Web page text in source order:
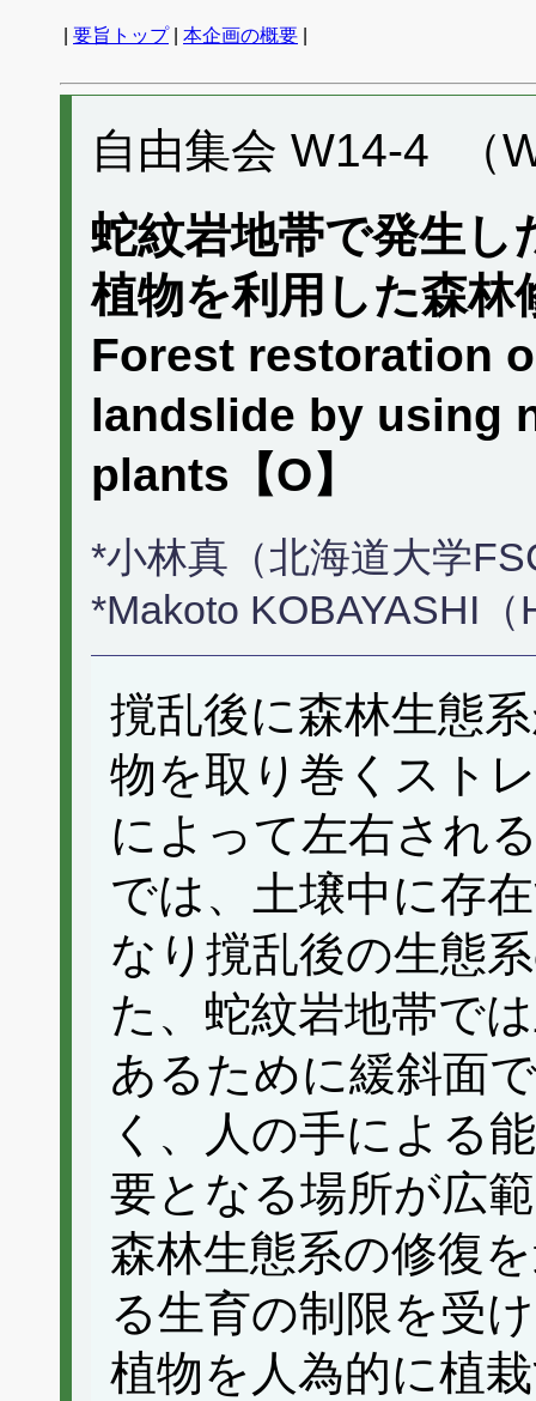
要旨トップ| 本企画の概要
自由集会 W14-4 （
蛇紋岩地帯で発生し
植物を利用した森林
Forest restoration
landslide by using
plants【O】
*小林真（北海道大学
*Makoto KOBAYASHI
撹乱後に森林生態
物を取り巻くスト
によって左右され
では、土壌中に存
なり撹乱後の生態
た、蛇紋岩地帯で
あるために緩斜面
く、人の手による
要となる場所が広
森林生態系の修復
る生育の制限を受
植物を人為的に植